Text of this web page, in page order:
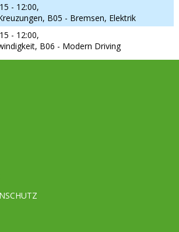
- 12:00,
B05 - Bremsen, Elektrik
- 12:00,
B06 - Modern Driving